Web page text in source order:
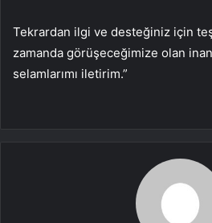
Tekrardan ilgi ve desteğiniz için
zamanda görüşeceğimize olan
selamlarımı iletirim.”